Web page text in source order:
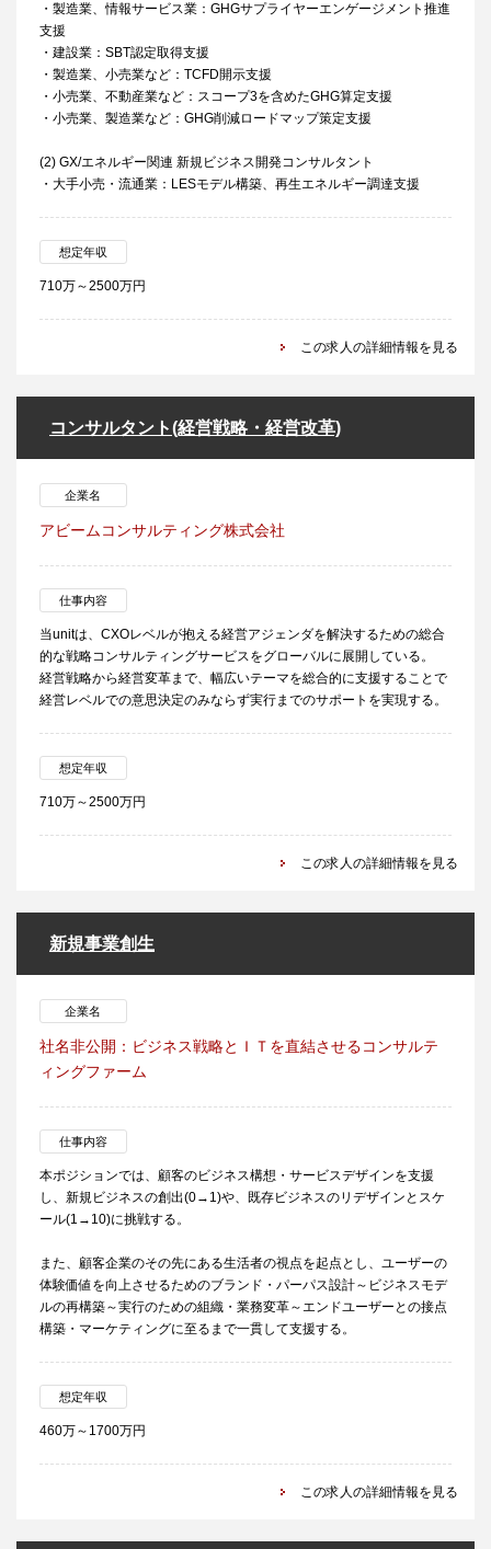
・製造業、情報サービス業：GHGサプライヤーエンゲージメント推進
支援
・建設業：SBT認定取得支援
・製造業、小売業など：TCFD開示支援
・小売業、不動産業など：スコープ3を含めたGHG算定支援
・小売業、製造業など：GHG削減ロードマップ策定支援
(2) GX/エネルギー関連 新規ビジネス開発コンサルタント
・大手小売・流通業：LESモデル構築、再生エネルギー調達支援
想定年収
710万～2500万円
この求人の詳細情報を見る
コンサルタント(経営戦略・経営改革)
企業名
アビームコンサルティング株式会社
仕事内容
当unitは、CXOレベルが抱える経営アジェンダを解決するための総合
的な戦略コンサルティングサービスをグローバルに展開している。
経営戦略から経営変革まで、幅広いテーマを総合的に支援することで
経営レベルでの意思決定のみならず実行までのサポートを実現する。
想定年収
710万～2500万円
この求人の詳細情報を見る
新規事業創生
企業名
社名非公開：ビジネス戦略とＩＴを直結させるコンサルテ
ィングファーム
仕事内容
本ポジションでは、顧客のビジネス構想・サービスデザインを支援
し、新規ビジネスの創出(0→1)や、既存ビジネスのリデザインとスケ
ール(1→10)に挑戦する。
また、顧客企業のその先にある生活者の視点を起点とし、ユーザーの
体験価値を向上させるためのブランド・パーパス設計～ビジネスモデ
ルの再構築～実行のための組織・業務変革～エンドユーザーとの接点
構築・マーケティングに至るまで一貫して支援する。
想定年収
460万～1700万円
この求人の詳細情報を見る